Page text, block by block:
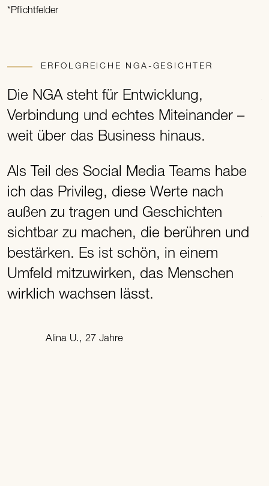
*Pflichtfelder
ERFOLGREICHE NGA-GESICHTER
Die NGA steht für Entwicklung,
Verbindung und echtes Miteinander –
weit über das Business hinaus.
Als Teil des Social Media Teams habe
ich das Privileg, diese Werte nach
außen zu tragen und Geschichten
sichtbar zu machen, die berühren und
bestärken. Es ist schön, in einem
Umfeld mitzuwirken, das Menschen
wirklich wachsen lässt.
Alina U., 27 Jahre